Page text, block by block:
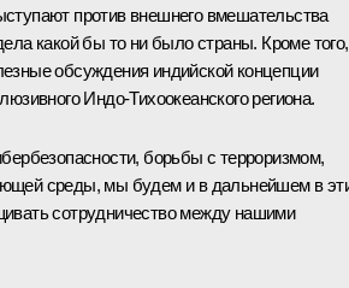
против внешнего вмешательства
какой бы то ни было страны. Кроме того,
обсуждения индийской концепции
Индо-Тихоокеанского региона.
борьбы с терроризмом,
среды, мы будем и в дальнейшем в
сотрудничество между нашими